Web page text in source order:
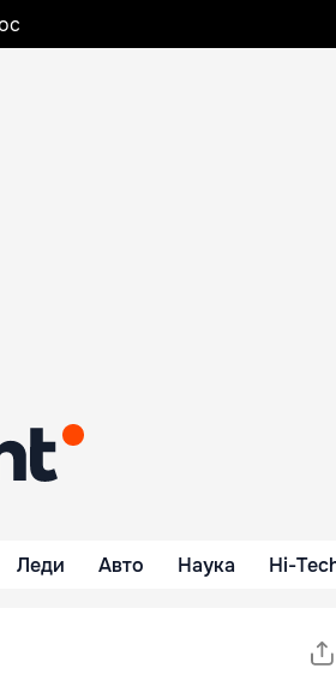
Леди Авто Наука Hi-